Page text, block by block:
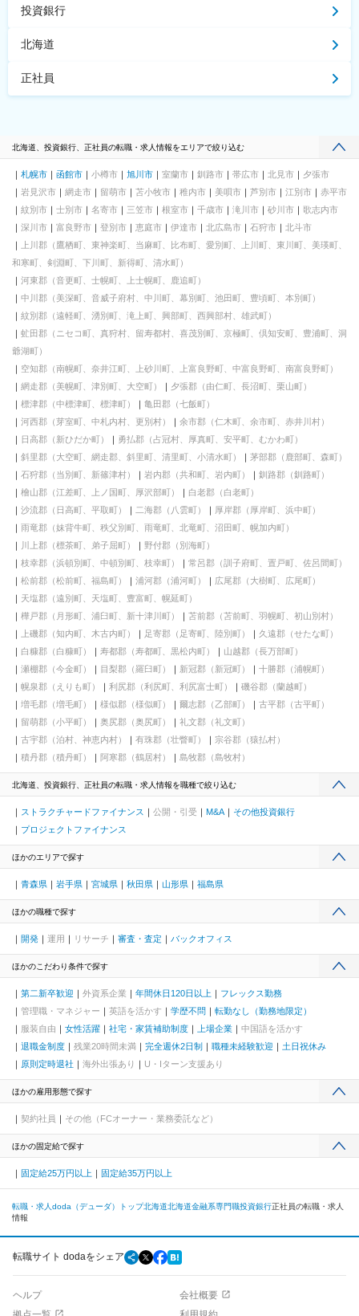
投資銀行
北海道
正社員
北海道、投資銀行、正社員の転職・求人情報をエリアで絞り込む
札幌市 函館市 小樽市 旭川市 室蘭市 釧路市 帯広市 北見市
夕張市
岩見沢市
網走市 留萌市 苫小牧市 稚内市 美唄市 芦別市 江別市
赤平市
紋別市
士別市 名寄市 三笠市 根室市 千歳市 滝川市 砂川市
歌志内市
深川市
富良野市 登別市 恵庭市 伊達市 北広島市 石狩市
北斗市
上川郡（鷹栖町、東神楽町、当麻町、比布町、愛別町、上川町、東川町、美瑛町、
和寒町、剣淵町、下川町、新得町、清水町）
河東郡（音更町、士幌町、上士幌町、鹿追町）
中川郡（美深町、音威子府村、中川町、幕別町、池田町、豊頃町、本別町）
紋別郡（遠軽町、湧別町、滝上町、興部町、西興部村、雄武町）
虻田郡（ニセコ町、真狩村、留寿都村、喜茂別町、京極町、倶知安町、豊浦町、洞
爺湖町）
空知郡（南幌町、奈井江町、上砂川町、上富良野町、中富良野町、南富良野町）
網走郡（美幌町、津別町、大空町）
夕張郡（由仁町、長沼町、栗山町）
標津郡（中標津町、標津町）
亀田郡（七飯町）
河西郡（芽室町、中札内村、更別村）
余市郡（仁木町、余市町、赤井川村）
日高郡（新ひだか町）
勇払郡（占冠村、厚真町、安平町、むかわ町）
斜里郡（大空町、網走郡、斜里町、清里町、小清水町）
茅部郡（鹿部町、森町）
石狩郡（当別町、新篠津村）
岩内郡（共和町、岩内町）
釧路郡（釧路町）
檜山郡（江差町、上ノ国町、厚沢部町）
白老郡（白老町）
沙流郡（日高町、平取町）
二海郡（八雲町）
厚岸郡（厚岸町、浜中町）
雨竜郡（妹背牛町、秩父別町、雨竜町、北竜町、沼田町、幌加内町）
川上郡（標茶町、弟子屈町）
野付郡（別海町）
枝幸郡（浜頓別町、中頓別町、枝幸町）
常呂郡（訓子府町、置戸町、佐呂間町）
松前郡（松前町、福島町）
浦河郡（浦河町）
広尾郡（大樹町、広尾町）
天塩郡（遠別町、天塩町、豊富町、幌延町）
樺戸郡（月形町、浦臼町、新十津川町）
苫前郡（苫前町、羽幌町、初山別村）
上磯郡（知内町、木古内町）
足寄郡（足寄町、陸別町）
久遠郡（せたな町）
白糠郡（白糠町）
寿都郡（寿都町、黒松内町）
山越郡（長万部町）
瀬棚郡（今金町）
目梨郡（羅臼町） 新冠郡（新冠町）
十勝郡（浦幌町）
幌泉郡（えりも町）
利尻郡（利尻町、利尻富士町）
磯谷郡（蘭越町）
増毛郡（増毛町）
様似郡（様似町） 爾志郡（乙部町）
古平郡（古平町）
留萌郡（小平町）
奥尻郡（奥尻町）
礼文郡（礼文町）
古宇郡（泊村、神恵内村）
有珠郡（壮瞥町）
宗谷郡（猿払村）
積丹郡（積丹町）
阿寒郡（鶴居村） 島牧郡（島牧村）
北海道、投資銀行、正社員の転職・求人情報を職種で絞り込む
ストラクチャードファイナンス 公開・引受 M&A
その他投資銀行
プロジェクトファイナンス
ほかのエリアで探す
青森県 岩手県 宮城県 秋田県 山形県 福島県
ほかの職種で探す
開発 運用 リサーチ 審査・査定 バックオフィス
ほかのこだわり条件で探す
第二新卒歓迎 外資系企業 年間休日120日以上
フレックス勤務
管理職・マネジャー
英語を活かす 学歴不問
転勤なし（勤務地限定）
服装自由
女性活躍 社宅・家賃補助制度 上場企業
中国語を活かす
退職金制度
残業20時間未満 完全週休2日制 職種未経験歓迎
土日祝休み
原則定時退社
海外出張あり U・Iターン支援あり
ほかの雇用形態で探す
契約社員 その他（FCオーナー・業務委託など）
ほかの固定給で探す
固定給25万円以上 固定給35万円以上
転職・求人doda（デューダ）トップ北海道北海道金融系専門職投資銀行正社員の転職・求人
情報
転職サイト dodaをシェア
ヘルプ
会社概要